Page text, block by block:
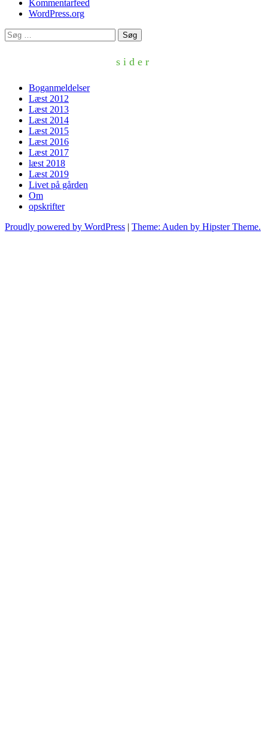
Kommentarfeed
WordPress.org
Søg
efter:
sider
Boganmeldelser
Læst 2012
Læst 2013
Læst 2014
Læst 2015
Læst 2016
Læst 2017
læst 2018
Læst 2019
Livet på gården
Om
opskrifter
Proudly powered by WordPress | Theme: Auden by Hipster Theme.